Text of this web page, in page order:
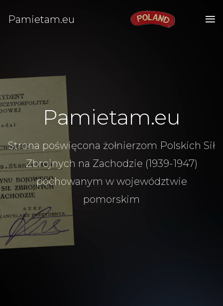
Pamietam.eu
Pamietam.eu
Strona poświęcona żołnierzom Polskich Sił
Zbrojnych na Zachodzie (1939-1947)
pochowanym w województwie
pomorskim